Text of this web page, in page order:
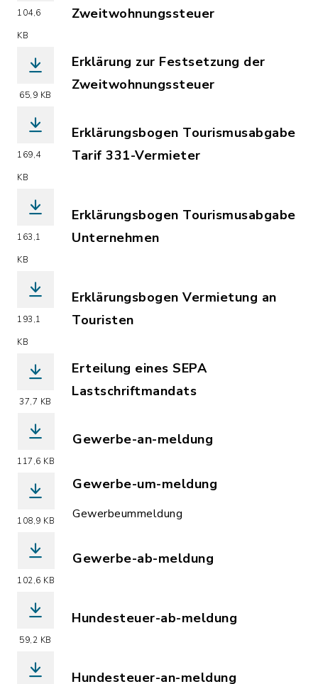
104,6
KB
Zweitwohnungssteuer
65,9 KB
Erklärung zur Festsetzung der
Zweitwohnungssteuer
169,4
KB
Erklärungsbogen Tourismusabgabe
Tarif 331-Vermieter
163,1
KB
Erklärungsbogen Tourismusabgabe
Unternehmen
193,1
KB
Erklärungsbogen Vermietung an
Touristen
37,7 KB
Erteilung eines SEPA
Lastschriftmandats
117,6 KB
Gewerbe-an-meldung
108,9 KB
Gewerbe-um-meldung
(Dateiname: GewA2.pdf,
Gewerbeummeldung
102,6 KB
Gewerbe-ab-meldung
59,2 KB
Hundesteuer-ab-meldung
Hundesteuer-an-meldung